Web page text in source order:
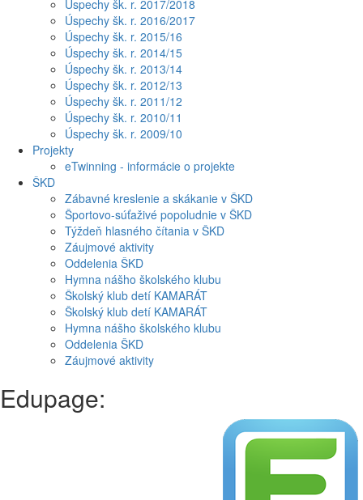
Úspechy šk. r. 2017/2018
Úspechy šk. r. 2016/2017
Úspechy šk. r. 2015/16
Úspechy šk. r. 2014/15
Úspechy šk. r. 2013/14
Úspechy šk. r. 2012/13
Úspechy šk. r. 2011/12
Úspechy šk. r. 2010/11
Úspechy šk. r. 2009/10
Projekty
eTwinning - informácie o projekte
ŠKD
Zábavné kreslenie a skákanie v ŠKD
Športovo-súťaživé popoludnie v ŠKD
Týždeň hlasného čítania v ŠKD
Záujmové aktivity
Oddelenia ŠKD
Hymna nášho školského klubu
Školský klub detí KAMARÁT
Školský klub detí KAMARÁT
Hymna nášho školského klubu
Oddelenia ŠKD
Záujmové aktivity
Edupage: